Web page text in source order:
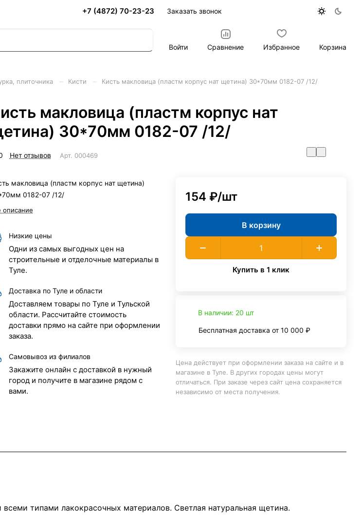
+7 (4872) 70-23-23 Заказать звонок
Войти Сравнение Избранное Корзина
плиточника Кисти Кисть макловица (пластм корпус нат щетина) 30*70мм 0182-07 /12/
макловица (пластм корпус нат
30*70мм 0182-07 /12/
Нет отзывов Арт. 000469
макловица (пластм корпус нат щетина)
0182-07 /12/
описание
Низкие цены
Одни из самых выгодных цен на
строительные и отделочные материалы в
Туле.
Доставка по Туле и области
Доставляем товары по Туле и Тульской
области. Рассчитайте стоимость
доставки прямо на сайте при оформлении
заказа.
Самовывоз из филиалов
Закажите онлайн с доставкой в нужный
город и получите в магазине рядом с
вами.
154 ₽/шт
В корзину
Купить в 1 клик
В наличии: 20 шт
Бесплатная доставка от 10 000 ₽
Цена действует при оформлении заказа на сайте и в
магазине в Туле. В других городах цены могут
отличаться. При заказе через сайт цена сохраняется
независимо от места получения.
типами лакокрасочных материалов. Светлая натуральная щетина.